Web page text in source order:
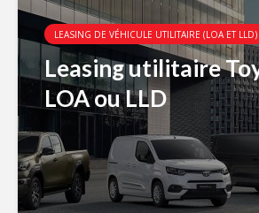
LEASING DE VÉHICULE UTILITAIRE (LOA ET LLD)
Leasing utilitaire
LOA ou LLD